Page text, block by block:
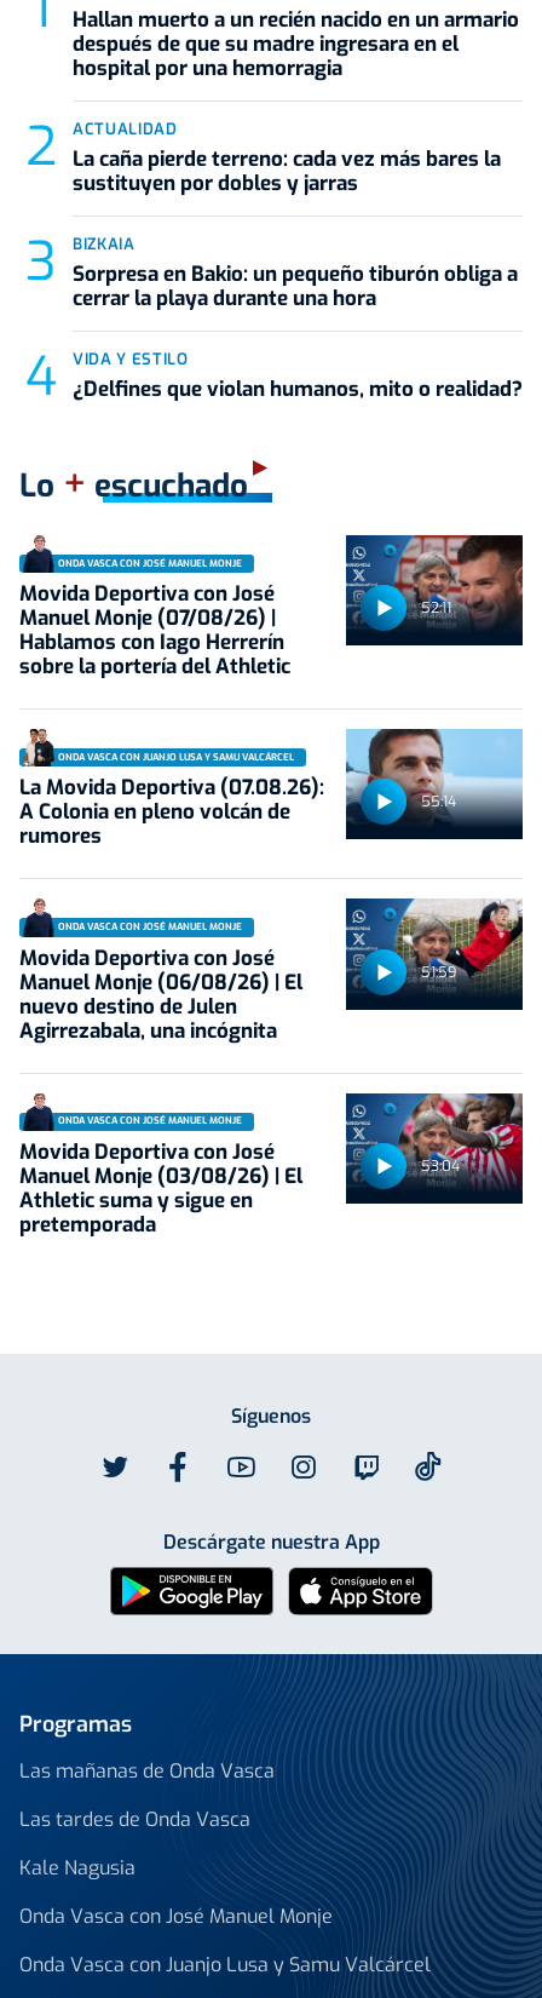
Hallan muerto a un recién nacido en un armario
después de que su madre ingresara en el
hospital por una hemorragia
ACTUALIDAD
La caña pierde terreno: cada vez más bares la
sustituyen por dobles y jarras
BIZKAIA
Sorpresa en Bakio: un pequeño tiburón obliga a
cerrar la playa durante una hora
VIDA Y ESTILO
¿Delfines que violan humanos, mito o realidad?
Lo + escuchado
52:11
ONDA VASCA CON JOSÉ MANUEL MONJE
Movida Deportiva con José
Manuel Monje (07/08/26) |
Hablamos con Iago Herrerín
sobre la portería del Athletic
55:14
ONDA VASCA CON JUANJO LUSA Y SAMU VALCÁRCEL
La Movida Deportiva (07.08.26):
A Colonia en pleno volcán de
rumores
51:59
ONDA VASCA CON JOSÉ MANUEL MONJE
Movida Deportiva con José
Manuel Monje (06/08/26) | El
nuevo destino de Julen
Agirrezabala, una incógnita
53:04
ONDA VASCA CON JOSÉ MANUEL MONJE
Movida Deportiva con José
Manuel Monje (03/08/26) | El
Athletic suma y sigue en
pretemporada
Síguenos
Descárgate nuestra App
Programas
Las mañanas de Onda Vasca
Las tardes de Onda Vasca
Kale Nagusia
Onda Vasca con José Manuel Monje
Onda Vasca con Juanjo Lusa y Samu Valcárcel